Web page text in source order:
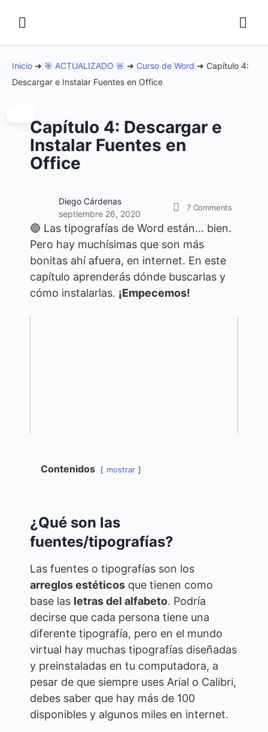
Inicio ➜ 🎯 ACTUALIZADO 🚨 ➜ Curso de Word ➜ Capítulo 4:
Descargar e Instalar Fuentes en Office
Capítulo 4: Descargar e
Instalar Fuentes en
Office
Diego Cárdenas
septiembre 26, 2020
7 Comments
🔵 Las tipografías de Word están… bien.
Pero hay muchísimas que son más
bonitas ahí afuera, en internet. En este
capítulo aprenderás dónde buscarlas y
cómo instalarlas. ¡Empecemos!
Contenidos mostrar
¿Qué son las
fuentes/tipografías?
Las fuentes o tipografías son los
arreglos estéticos que tienen como
base las letras del alfabeto. Podría
decirse que cada persona tiene una
diferente tipografía, pero en el mundo
virtual hay muchas tipografías diseñadas
y preinstaladas en tu computadora, a
pesar de que siempre uses Arial o Calibri,
debes saber que hay más de 100
disponibles y algunos miles en internet.